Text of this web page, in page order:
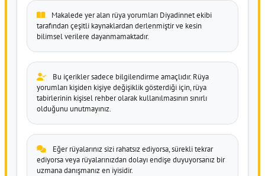
Makalede yer alan rüya yorumları Diyadinnet ekibi
tarafından çeşitli kaynaklardan derlenmiştir ve kesin
bilimsel verilere dayanmamaktadır.
Bu içerikler sadece bilgilendirme amaçlıdır. Rüya
yorumları kişiden kişiye değişiklik gösterdiği için, rüya
tabirlerinin kişisel rehber olarak kullanılmasının sınırlı
olduğunu unutmayınız.
Eğer rüyalarınız sizi rahatsız ediyorsa, sürekli tekrar
ediyorsa veya rüyalarınızdan dolayı endişe duyuyorsanız bir
uzmana danışmanız en iyisidir.